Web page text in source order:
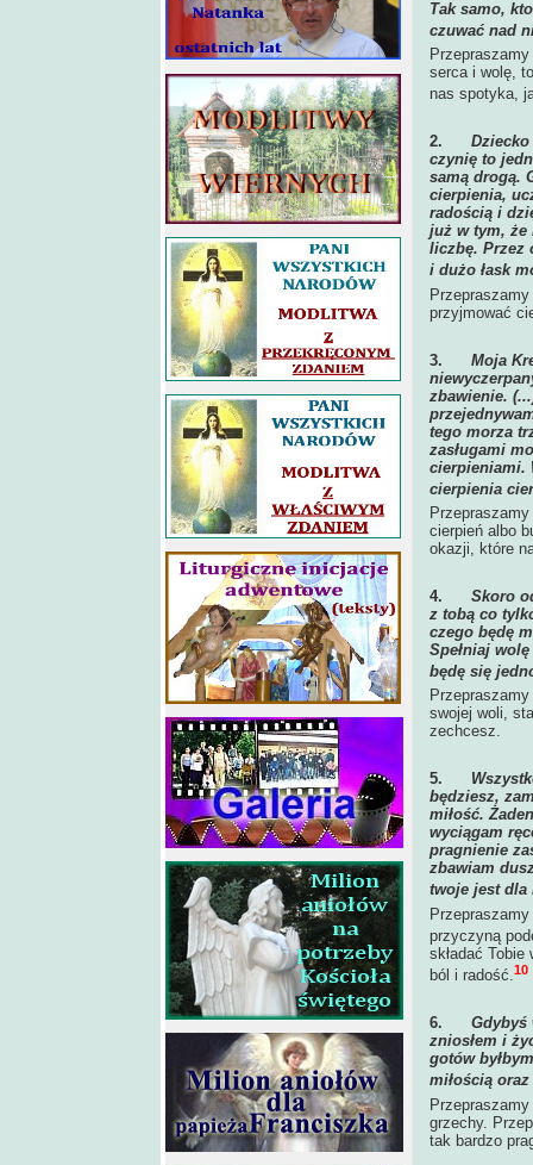
Tak samo,
czuwać nad
serca i wolę,
nas spotyka,
2.
czynię to
samą drogą.
cierpienia,
radością i
już w tym, że
liczbę. Przez
i dużo łask
przyjmować
3. Moja
zbawienie.
tego morza
zasługami
cierpieniami.
cierpienia
cierpień albo
okazji, które
4. Skoro
z tobą co
czego będę
Spełniaj
będę się
swojej woli,
zechcesz.
5.
będziesz,
miłość.
wyciągam
pragnienie
zbawiam
twoje jest dla
przyczyną
składać
ból i radość.10
6. Gdybyś
zniosłem i
gotów
miłością
grzechy.
tak bardzo